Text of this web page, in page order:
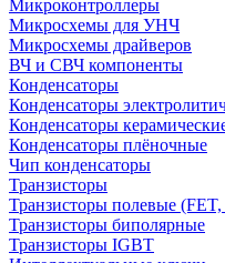
Микроконтроллеры
Микросхемы для УНЧ
Микросхемы драйверов
ВЧ и СВЧ компоненты
Конденсаторы
Конденсаторы
Конденсаторы
Конденсаторы плёночные
Чип конденсаторы
Транзисторы
Транзисторы полевые
Транзисторы биполярные
Транзисторы IGBT